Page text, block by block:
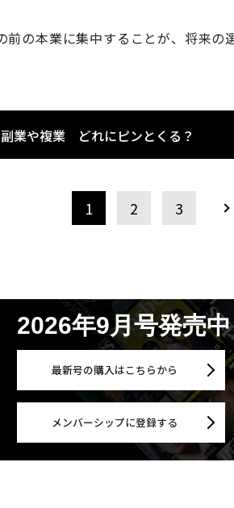
前の本業に集中することが、将来の
副業や複業 どれにピンとくる？
1 2 3
2026年9月号発売中
最新号の購入はこちらから
メンバーシップに登録する